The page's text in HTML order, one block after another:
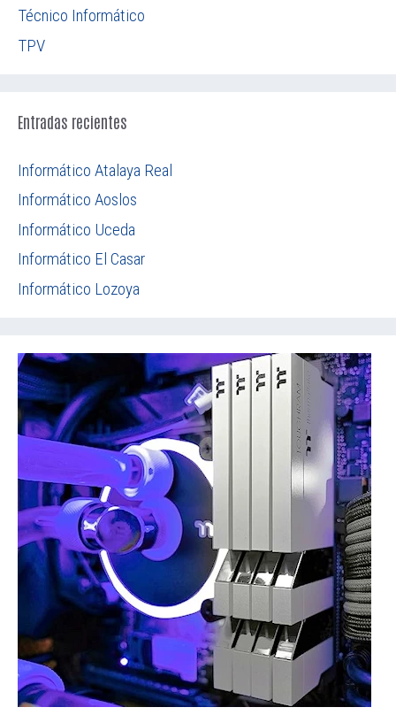
Técnico Informático
TPV
Entradas recientes
Informático Atalaya Real
Informático Aoslos
Informático Uceda
Informático El Casar
Informático Lozoya